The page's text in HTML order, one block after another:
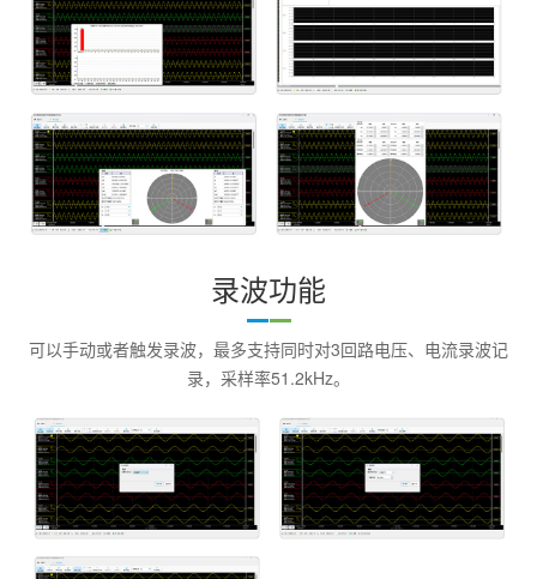
录波功能
可以手动或者触发录波，最多支持同时对3回路电压、电流录波记
录，采样率51.2kHz。